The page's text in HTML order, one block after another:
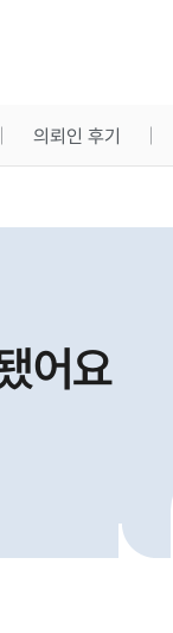
의뢰인 후기
어요